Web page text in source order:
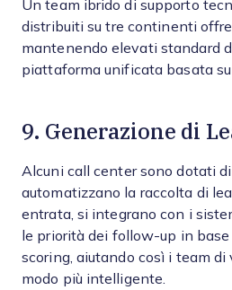
Un team ibrido di supporto
distribuiti su tre continenti
mantenendo elevati standard
piattaforma unificata basata su
9. Generazione di
Alcuni call center sono dotati
automatizzano la raccolta di
entrata, si integrano con i
le priorità dei follow-up in
scoring, aiutando così i team
modo più intelligente.